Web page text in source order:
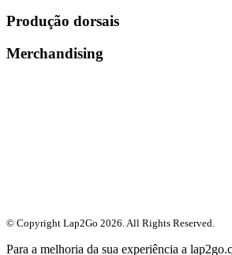
Produção dorsais
Merchandising
© Copyright Lap2Go 2026. All Rights Reserved.
Para a melhoria da sua experiência a